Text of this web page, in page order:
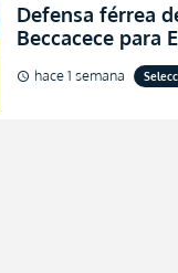
Defensa férrea
Beccacece para
al indicar que
indicado para
schedule hace 1 semana